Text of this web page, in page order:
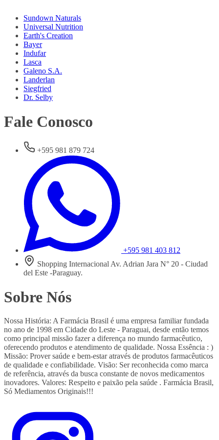
Sundown Naturals
Universal Nutrition
Earth's Creation
Bayer
Indufar
Lasca
Galeno S.A.
Landerlan
Siegfried
Dr. Selby
Fale Conosco
+595 981 879 724
+595 981 403 812
Shopping Internacional Av. Adrian Jara N° 20 - Ciudad
del Este -Paraguay.
Sobre Nós
Nossa História: A Farmácia Brasil é uma empresa familiar fundada
no ano de 1998 em Cidade do Leste - Paraguai, desde então temos
como principal missão fazer a diferença no mundo farmacêutico,
oferecendo produtos e atendimento de qualidade. Nossa Essência : )
Missão: Prover saúde e bem-estar através de produtos farmacêuticos
de qualidade e confiabilidade. Visão: Ser reconhecida como marca
de referência, através da busca constante de novos medicamentos
inovadores. Valores: Respeito e paixão pela saúde . Farmácia Brasil,
Só Mediamentos Originais!!!